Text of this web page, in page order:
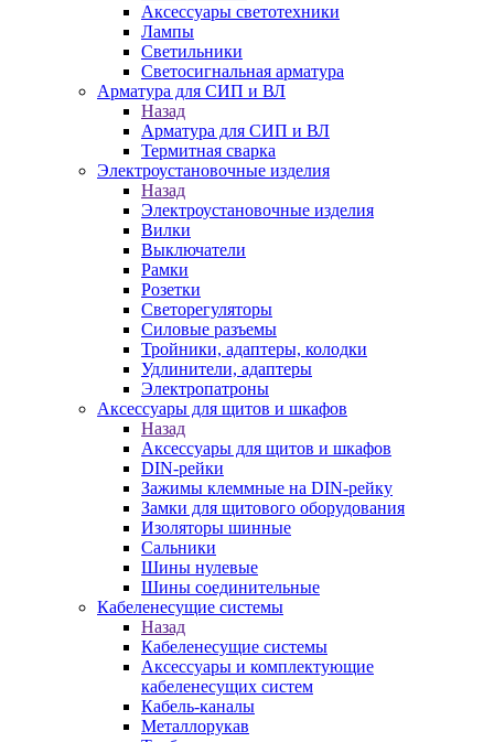
Аксессуары светотехники
Лампы
Светильники
Светосигнальная арматура
Арматура для СИП и ВЛ
Назад
Арматура для СИП и ВЛ
Термитная сварка
Электроустановочные изделия
Назад
Электроустановочные изделия
Вилки
Выключатели
Рамки
Розетки
Светорегуляторы
Силовые разъемы
Тройники, адаптеры, колодки
Удлинители, адаптеры
Электропатроны
Аксессуары для щитов и шкафов
Назад
Аксессуары для щитов и шкафов
DIN-рейки
Зажимы клеммные на DIN-рейку
Замки для щитового оборудования
Изоляторы шинные
Сальники
Шины нулевые
Шины соединительные
Кабеленесущие системы
Назад
Кабеленесущие системы
Аксессуары и комплектующие
кабеленесущих систем
Кабель-каналы
Металлорукав